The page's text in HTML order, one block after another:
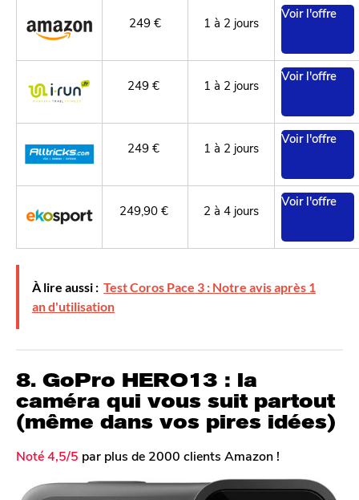
249 € 1 à 2 jours
Voir l'offre
249 € 1 à 2 jours
Voir l'offre
249 € 1 à 2 jours
Voir l'offre
249,90 € 2 à 4 jours
Voir l'offre
À lire aussi : Test Coros Pace 3 : Notre avis après 1
an d'utilisation
8. GoPro HERO13 : la
caméra qui vous suit partout
(même dans vos pires idées)
Noté 4,5/5 par plus de 2000 clients Amazon !